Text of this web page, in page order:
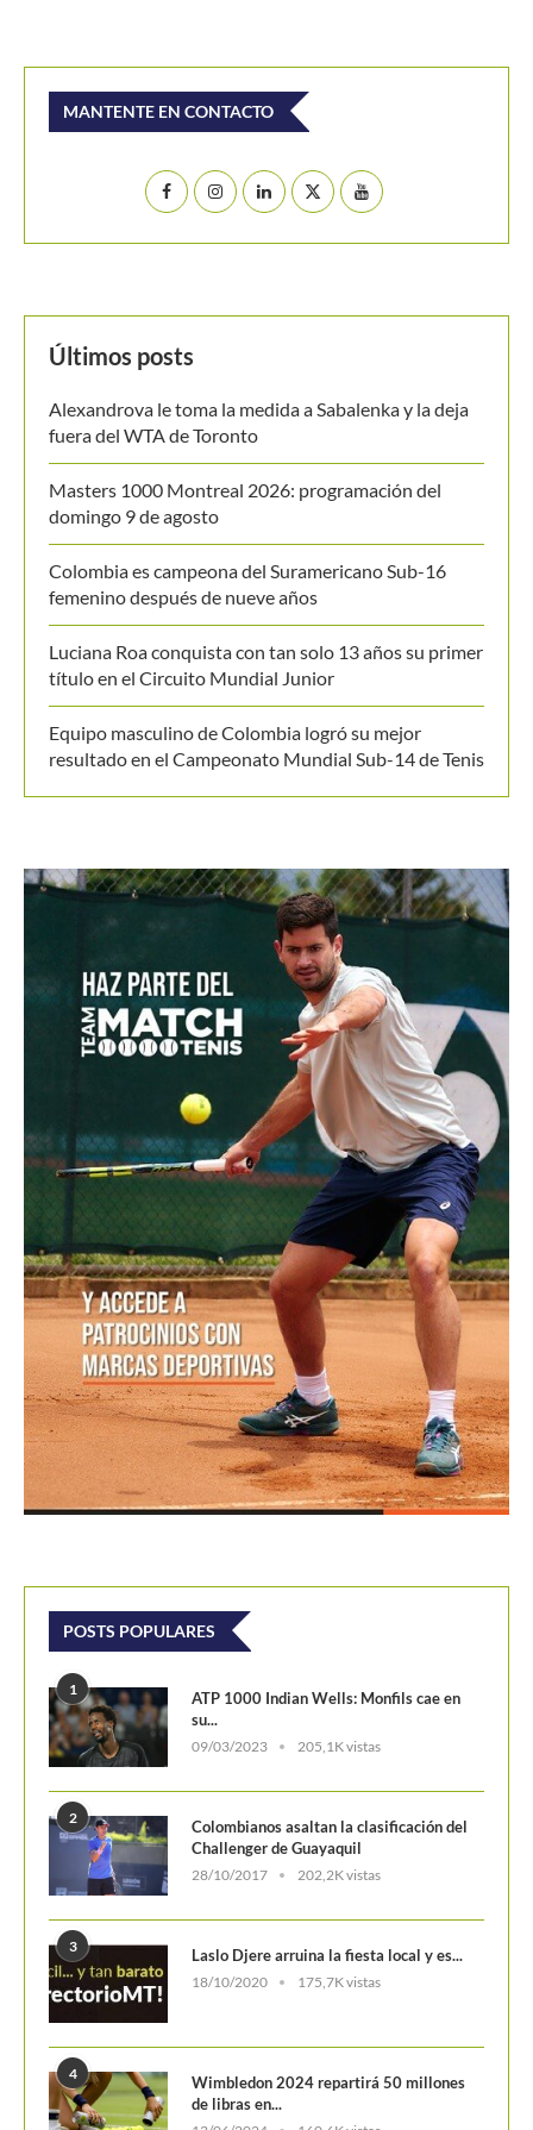
MANTENTE EN CONTACTO
Últimos posts
Alexandrova le toma la medida a Sabalenka y la deja
fuera del WTA de Toronto
Masters 1000 Montreal 2026: programación del
domingo 9 de agosto
Colombia es campeona del Suramericano Sub-16
femenino después de nueve años
Luciana Roa conquista con tan solo 13 años su primer
título en el Circuito Mundial Junior
Equipo masculino de Colombia logró su mejor
resultado en el Campeonato Mundial Sub-14 de Tenis
POSTS POPULARES
1
ATP 1000 Indian Wells: Monfils cae en
su...
09/03/2023 205,1K vistas
2
Colombianos asaltan la clasificación del
Challenger de Guayaquil
28/10/2017 202,2K vistas
3 Laslo Djere arruina la fiesta local y es...
18/10/2020 175,7K vistas
4
Wimbledon 2024 repartirá 50 millones
de libras en...